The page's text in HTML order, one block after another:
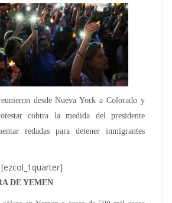
desde Nueva York a Colorado y
cobtra la medida del presidente
redadas para detener inmigrantes
DE YEMEN